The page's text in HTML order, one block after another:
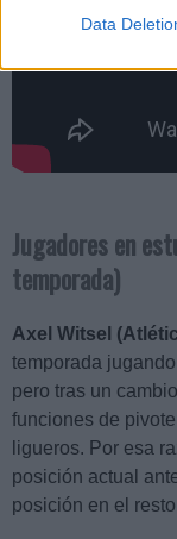
Data
Jugadores en
temporada)
Axel Witsel
temporada
pero tras un
funciones de
ligueros. Por esa
posición actual
posición en el